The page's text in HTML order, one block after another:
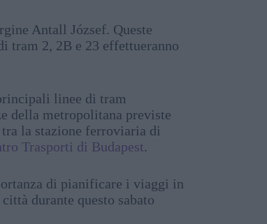
Antall József. Queste
tram 2, 2B e 23 effettueranno
linee di tram
della metropolitana previste
la stazione ferroviaria di
Trasporti di Budapest.
di pianificare i viaggi in
durante questo sabato